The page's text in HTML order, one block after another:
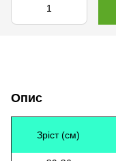
Опис
Зріст (см)